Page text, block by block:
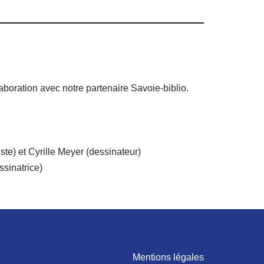
avec notre partenaire Savoie-biblio.
et Cyrille Meyer (dessinateur)
Mentions légales